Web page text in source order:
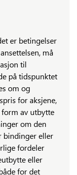
er betingelser
må
til
på tidspunktet
om og
for aksjene,
form av utbytte
om den
bindinger eller
fordeler
eller
for det